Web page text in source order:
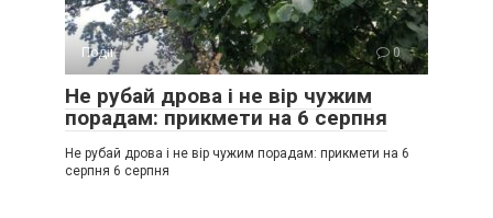
Події 0
Не рубай дрова і не вір чужим
порадам: прикмети на 6 серпня
Не рубай дрова і не вір чужим порадам: прикмети на 6
серпня 6 серпня